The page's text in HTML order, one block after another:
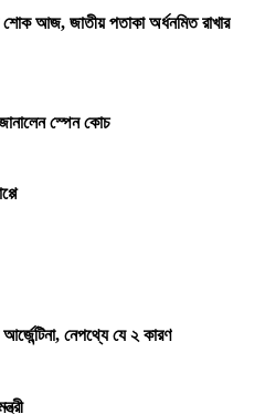
শোক আজ, জাতীয় পতাকা অর্ধনমিত রাখার
জানালেন স্পেন কোচ
নেপথ্যে যে ২ কারণ